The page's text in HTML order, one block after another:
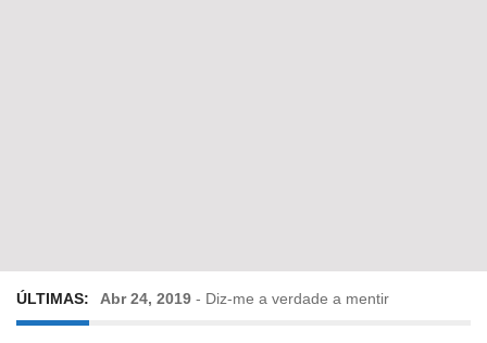
ÚLTIMAS: Abr 24, 2019 - Diz-me a verdade a mentir